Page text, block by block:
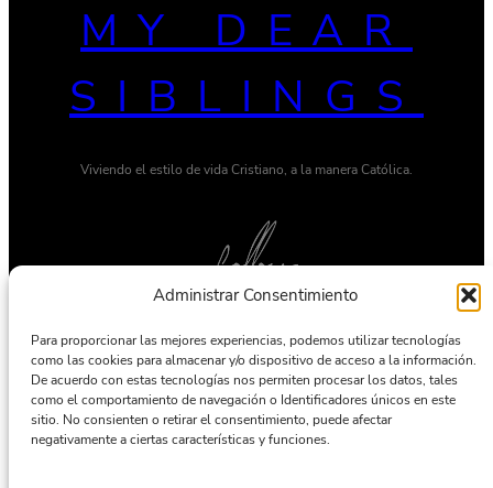
Administrar Consentimiento
Para proporcionar las mejores experiencias, podemos utilizar tecnologías
como las cookies para almacenar y/o dispositivo de acceso a la información.
De acuerdo con estas tecnologías nos permiten procesar los datos, tales
como el comportamiento de navegación o Identificadores únicos en este
sitio. No consienten o retirar el consentimiento, puede afectar
negativamente a ciertas características y funciones.
MY DEAR
SIBLINGS
Viviendo el estilo de vida Cristiano, a la manera Católica.
Twitter Pinterest
© 2023 Ona — Hecho porDeoThemes
Política De Privacidad